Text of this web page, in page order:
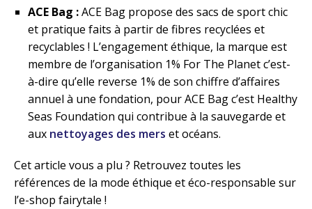
ACE Bag :ACE Bag propose des sacs de sport chic
et pratique faits à partir de fibres recyclées et
recyclables ! L’engagement éthique, la marque est
membre de l’organisation 1% For The Planet c’est-
à-dire qu’elle reverse 1% de son chiffre d’affaires
annuel à une fondation, pour ACE Bag c’est Healthy
Seas Foundation qui contribue à la sauvegarde et
aux nettoyages des mers et océans.
Cet article vous a plu ? Retrouvez toutes les
références de la mode éthique et éco-responsable sur
l’e-shop fairytale !